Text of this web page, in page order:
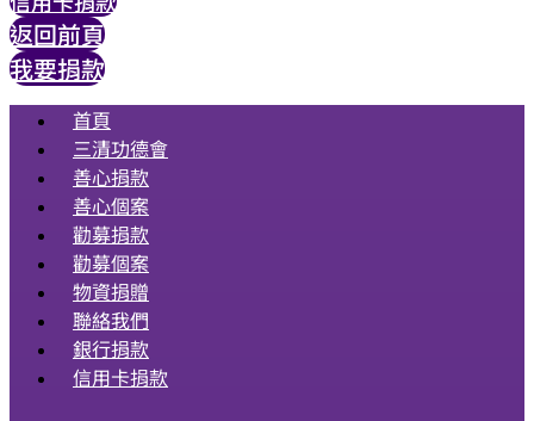
返回前頁
我要捐款
首頁
三清功德會
善心捐款
善心個案
勸募捐款
勸募個案
物資捐贈
聯絡我們
銀行捐款
信用卡捐款